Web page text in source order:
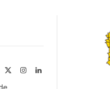
InstagramLinkedIn